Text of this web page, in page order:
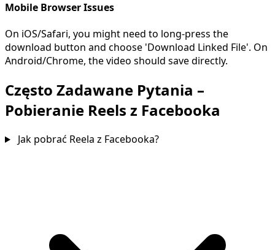
Mobile Browser Issues
On iOS/Safari, you might need to long-press the
download button and choose 'Download Linked File'. On
Android/Chrome, the video should save directly.
Często Zadawane Pytania –
Pobieranie Reels z Facebooka
Jak pobrać Reela z Facebooka?